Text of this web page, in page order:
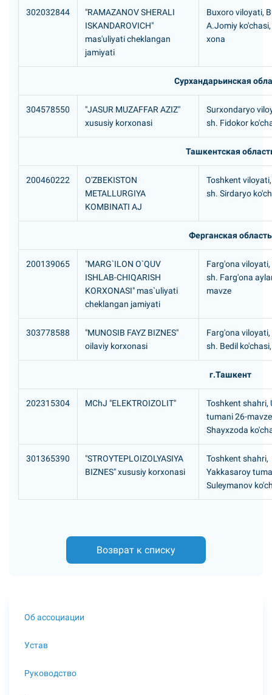
302032844
"RAMAZANOV SHERALI
ISKANDAROVICH"
mas'uliyati cheklangan
jamiyati
Buxoro viloyati,
A.Jomiy
xona
Сурхандарьинская
304578550
"JASUR MUZAFFAR AZIZ"
xususiy korxonasi
Surxondaryo
sh. Fidokor
Ташкентская
200460222
O'ZBEKISTON
METALLURGIYA
KOMBINATI AJ
Toshkent
sh. Sirdaryo
Ферганская область
200139065
"MARG`ILON O`QUV
ISHLAB-CHIQARISH
KORXONASI" mas`uliyati
cheklangan jamiyati
Farg'ona
sh. Farg'ona
mavze
303778588
"MUNOSIB FAYZ BIZNES"
oilaviy korxonasi
Farg'ona
sh. Bedil
г.Ташкент
202315304 MChJ "ELEKTROIZOLIT"
Toshkent shahri,
tumani 26-
Shayxzoda
301365390
"STROYTEPLOIZOLYASIYA
BIZNES" xususiy korxonasi
Toshkent shahri,
Yakkasaroy
Suleymanov
Возврат к списку
Об ассоциации
Устав
Руководство